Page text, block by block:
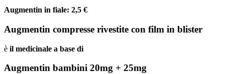
Augmentin in fiale: 2,5 €
Augmentin compresse rivestite con film in blister
è il medicinale a base di
Augmentin bambini 20mg + 25mg